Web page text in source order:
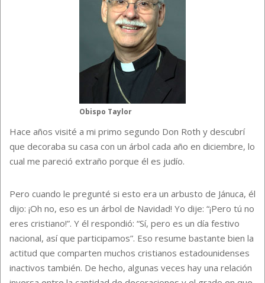
Obispo Taylor
Hace años visité a mi primo segundo Don Roth y descubrí
que decoraba su casa con un árbol cada año en diciembre, lo
cual me pareció extraño porque él es judío.
Pero cuando le pregunté si esto era un arbusto de Jánuca, él
dijo: ¡Oh no, eso es un árbol de Navidad! Yo dije: “¡Pero tú no
eres cristiano!”. Y él respondió: “Sí, pero es un día festivo
nacional, así que participamos”. Eso resume bastante bien la
actitud que comparten muchos cristianos estadounidenses
inactivos también. De hecho, algunas veces hay una relación